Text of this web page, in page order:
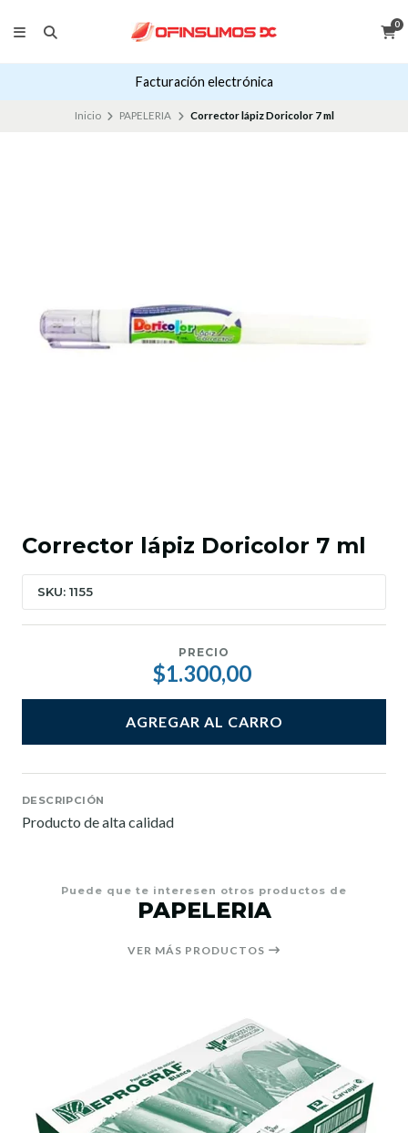
0
Facturación electrónica
Inicio PAPELERIA Corrector lápiz Doricolor 7 ml
Corrector lápiz Doricolor 7 ml
SKU: 1155
PRECIO
$1.300,00
AGREGAR AL CARRO
DESCRIPCIÓN
Producto de alta calidad
Puede que te interesen otros productos de
PAPELERIA
VER MÁS PRODUCTOS